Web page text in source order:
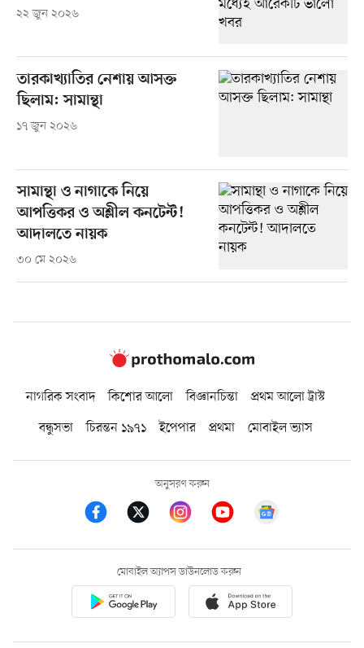
২২ জুন ২০২৬
তারকাখ্যাতির নেশায় আসক্ত
ছিলাম: সামান্থা
১৭ জুন ২০২৬
সামান্থা ও নাগাকে নিয়ে
আপত্তিকর ও অশ্লীল কনটেন্ট!
আদালতে নায়ক
৩০ মে ২০২৬
নাগরিক সংবাদ কিশোর আলো বিজ্ঞানচিন্তা
প্রথম আলো ট্রাস্ট
বন্ধুসভা
চিরন্তন ১৯৭১ ইপেপার প্রথমা মোবাইল ভ্যাস
অনুসরণ করুন
মোবাইল অ্যাপস ডাউনলোড করুন